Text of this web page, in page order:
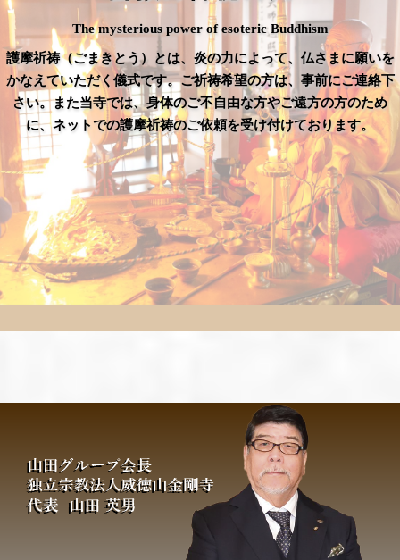
The mysterious power of esoteric Buddhism
護摩祈祷（ごまきとう）とは、炎の力によって、仏さまに願いを
かなえていただく儀式です。ご祈祷希望の方は、事前にご連絡下
さい。また当寺では、身体のご不自由な方やご遠方の方のため
に、ネットでの護摩祈祷のご依頼を受け付けております。